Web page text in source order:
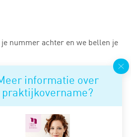
informatie over
praktijkovername?
nummer achter en we bellen je